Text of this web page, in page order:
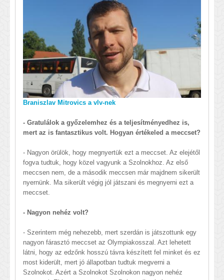
Braniszlav Mitrovics a vlv-nek
- Gratulálok a győzelemhez és a teljesítményedhez is,
mert az is fantasztikus volt. Hogyan értékeled a meccset?
- Nagyon örülök, hogy megnyertük ezt a meccset. Az elejétől
fogva tudtuk, hogy közel vagyunk a Szolnokhoz. Az első
meccsen nem, de a második meccsen már majdnem sikerült
nyernünk. Ma sikerült végig jól játszani és megnyerni ezt a
meccset.
- Nagyon nehéz volt?
- Szerintem még nehezebb, mert szerdán is játszottunk egy
nagyon fárasztó meccset az Olympiakosszal. Azt lehetett
látni, hogy az edzőnk hosszú távra készített fel minket és ez
most kiderült, mert jó állapotban tudtuk megverni a
Szolnokot. Azért a Szolnokot Szolnokon nagyon nehéz